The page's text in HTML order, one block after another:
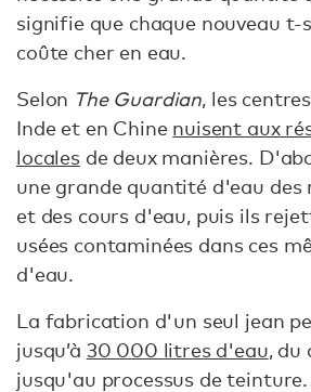
signifie que chaque nouveau
coûte cher en eau.
Selon The Guardian, les
Inde et en Chine nuisent aux
localesde deux manières.
une grande quantité d'eau des
et des cours d'eau, puis ils
usées contaminées dans ces
d'eau.
La fabrication d'un seul jean
jusqu’à 30 000 litres d'eau, du
jusqu'au processus de teinture.